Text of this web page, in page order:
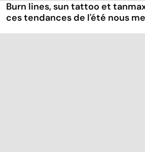
Burn lines, sun tattoo et
ces tendances de l'été nous